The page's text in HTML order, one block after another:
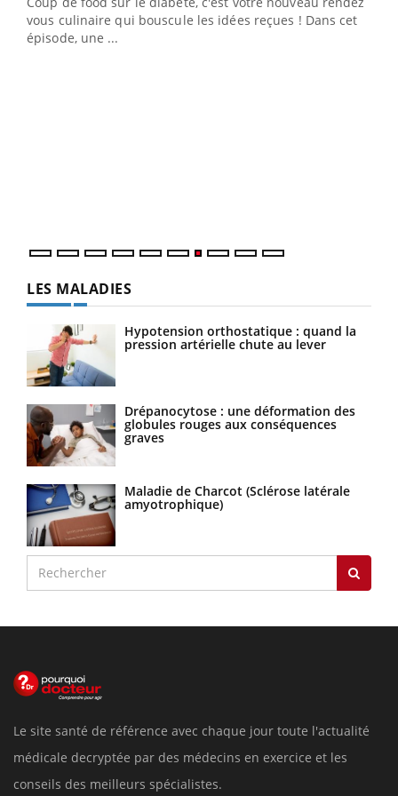
vous culinaire qui bouscule les idées reçues ! Dans cet
épisode, une ...
LES MALADIES
Hypotension orthostatique : quand la
pression artérielle chute au lever
Drépanocytose : une déformation des
globules rouges aux conséquences
graves
Maladie de Charcot (Sclérose latérale
amyotrophique)
Le site santé de référence avec chaque jour toute l'actualité
médicale decryptée par des médecins en exercice et les
conseils des meilleurs spécialistes.